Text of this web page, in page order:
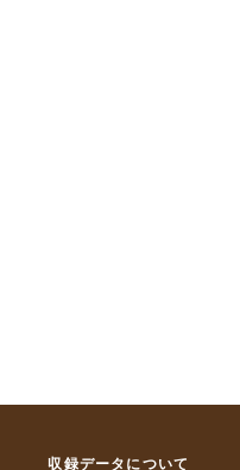
収録データについて